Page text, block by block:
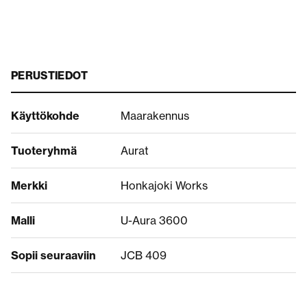
PERUSTIEDOT
Käyttökohde Maarakennus
Tuoteryhmä Aurat
Merkki Honkajoki Works
Malli U-Aura 3600
Sopii seuraaviin JCB 409